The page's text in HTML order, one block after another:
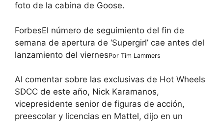
foto de la cabina de Goose.
ForbesEl número de seguimiento del fin de
semana de apertura de ‘Supergirl’ cae antes del
lanzamiento del viernesPor Tim Lammers
Al comentar sobre las exclusivas de Hot Wheels
SDCC de este año, Nick Karamanos,
vicepresidente senior de figuras de acción,
preescolar y licencias en Mattel, dijo en un